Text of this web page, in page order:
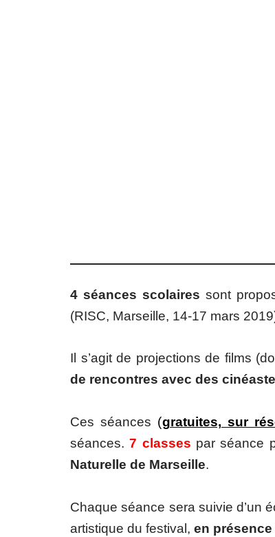
4 séances scolaires sont
(RISC, Marseille, 14-17 mars
Il s’agit de projections de films
de rencontres avec des
Ces séances (gratuites, sur
séances.7 classes par séance
Naturelle de Marseille.
Chaque séance sera suivie d’un
artistique du festival, en